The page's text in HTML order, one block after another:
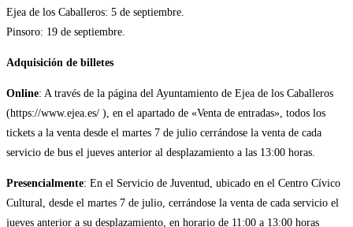
Ejea de los Caballeros: 5 de septiembre.
Pinsoro: 19 de septiembre.
Adquisición de billetes
Online: A través de la página del Ayuntamiento de Ejea de los Caballeros
(https://www.ejea.es/ ), en el apartado de «Venta de entradas», todos los
tickets a la venta desde el martes 7 de julio cerrándose la venta de cada
servicio de bus el jueves anterior al desplazamiento a las 13:00 horas.
Presencialmente: En el Servicio de Juventud, ubicado en el Centro Cívico
Cultural, desde el martes 7 de julio, cerrándose la venta de cada servicio el
jueves anterior a su desplazamiento, en horario de 11:00 a 13:00 horas